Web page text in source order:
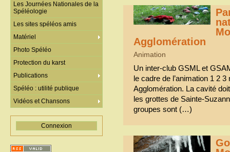
Agglomération
Animation
Un inter-club GSML et
le cadre de l’animation 1 2
Agglomération. La cavité
les grottes de Sainte-
groupes sont (…)
Les Journées Nationales de la
Spéléologie
Les sites spéléos amis
Matériel
Photo Spéléo
Protection du karst
Publications
Spéléo : utilité publique
Vidéos et Chansons
Connexion